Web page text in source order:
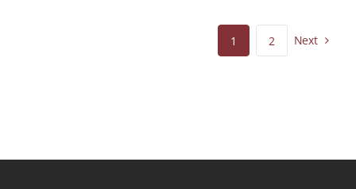
1 2 Next